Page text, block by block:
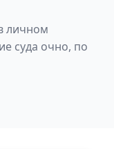
личном
суда очно, по